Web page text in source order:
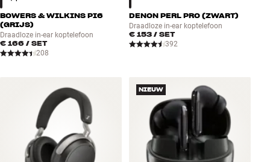
BOWERS & WILKINS PI6
(GRIJS)
Draadloze in-ear koptelefoon
€ 166 / SET
208
DENON PERL PRO (ZWART)
Draadloze in-ear koptelefoon
€ 153 / SET
392
NIEUW